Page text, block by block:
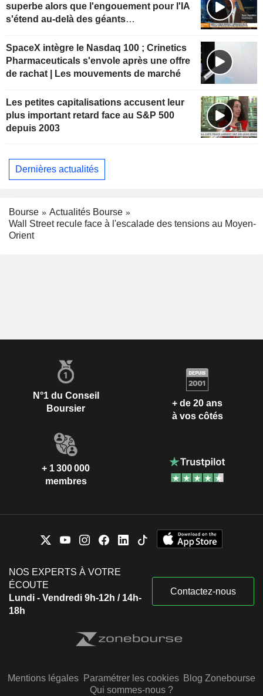
superbe alors que l'engouement pour l'IA
s'étend au-delà des géants
SpaceX intègre le Nasdaq 100 ; Crinetics
Pharmaceuticals s'envole après une offre
de rachat | Les mouvements de marché
Les petites capitalisations accusent leur
plus important retard face au S&P 500
depuis 2003
Dernières actualités
Bourse
Actualités Bourse
Wall Street recule face à l'escalade des tensions au Moyen-
Orient
N°1 du Conseil
Boursier
+ de 20 ans
à vos côtés
+ 1 300 000
membres
NOS EXPERTS À VOTRE
ÉCOUTE
Lundi - Vendredi 9h-12h / 14h-
18h
Contactez-nous
Mentions légales Paramétrer les cookies Blog Zonebourse
Qui sommes-nous ?